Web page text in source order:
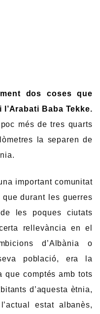
dos coses que
Baba Tekke.
més de tres quarts
la separen de
important comunitat
que durant les guerres
les poques ciutats
rellevància en el
d’Albània o
població, era la
que comptés amb tots
d’aquesta ètnia,
estat albanès,